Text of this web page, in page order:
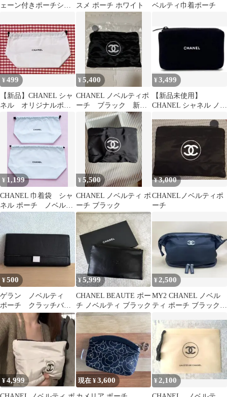
ェーン付きポーチショ
スメ ポーチ ホワイト
ベルティ巾着ポーチ
¥499
【新品】CHANEL シャ
ネル オリジナルポー
チ 巾着袋 巾着ポー
チ 非売品
¥5,400
CHANEL ノベルティポ
ーチ ブラック 新品
未使用 最終価格
¥3,499
【新品未使用】
CHANEL シャネル ノベ
し）
¥ 1,199
CHANEL 巾着袋 シャ
ネル ポーチ ノベルテ
ィ 大 小 セット 新
品
¥5,500
CHANEL ノベルティ ポ
ーチ ブラック
¥3,000
CHANELノベルティポ
ーチ
¥500
ゲラン ノベルティ
ポーチ クラッチバッ
グ
¥5,999
CHANEL BEAUTE ポー
チ ノベルティ ブラック
¥2,500
MY2 CHANEL ノベル
ティ ポーチ ブラック
¥4,999 現在 ¥3,600 ¥2,100